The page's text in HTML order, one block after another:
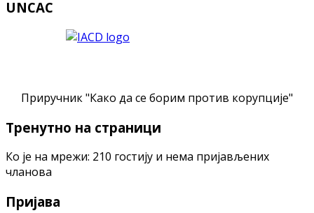
UNCAC
Приручник "Како да се борим против корупције"
Тренутно на страници
Ко је на мрежи: 210 гостију и нема пријављених
чланова
Пријава